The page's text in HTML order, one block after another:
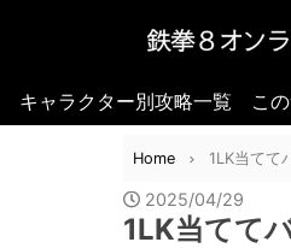
キャラクター別攻略一覧 こ
Home 1LK当てて
2025/04/29
1LK当てて